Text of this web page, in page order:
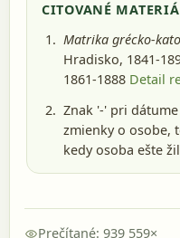
CITOVANÉ
Matrika grécko-
Hradisko, 1841-
1861-1888 Detail
Znak '-' pri
zmienky o osobe,
kedy osoba ešte
Prečítané: 939 559×